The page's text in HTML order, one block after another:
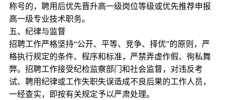
称号的，聘用后优先晋升高一级岗位等级或优先推荐申报
高一级专业技术职务。
五、纪律与监督
招聘工作严格坚持“公开、平等、竞争、择优”的原则，严
格执行规定的条件、程序和标准，严禁弄虚作假、徇私舞
弊。招聘工作接受纪检监察部门和社会监督，对违反考
试、聘用纪律或工作失职失误造成不良后果的工作人员，
一经查实，即按有关规定予以严肃处理。